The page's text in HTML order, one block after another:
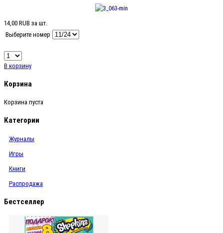
14,00 RUB за шт.
Выберите номер
В корзину
Корзина
Корзина пуста
Категории
Журналы
Игры
Книги
Распродажа
Бестселлер